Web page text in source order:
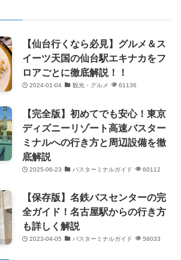
【仙台行くなら必見】グルメ＆ス
イーツ天国の仙台駅エキナカをフ
ロアごとに徹底解説！！
2024-01-04 観光・グルメ 61136
【完全版】初めてでも安心！東京
ディズニーリゾート高速バスター
ミナルへの行き方と周辺設備を徹
底解説
2025-06-23 バスターミナルガイド 60112
【保存版】名鉄バスセンターの完
全ガイド！名古屋駅からの行き方
も詳しく解説
2023-04-05 バスターミナルガイド 56033